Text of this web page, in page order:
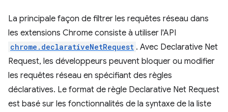
La principale façon de filtrer les requêtes réseau dans
les extensions Chrome consiste à utiliser l'API
chrome.declarativeNetRequest . Avec Declarative Net
Request, les développeurs peuvent bloquer ou modifier
les requêtes réseau en spécifiant des règles
déclaratives. Le format de règle Declarative Net Request
est basé sur les fonctionnalités de la syntaxe de la liste